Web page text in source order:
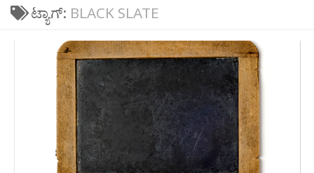
ಟ್ಯಾಗ್: BLACK SLATE